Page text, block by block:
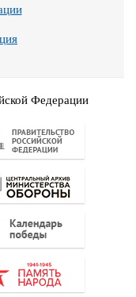
Федерации